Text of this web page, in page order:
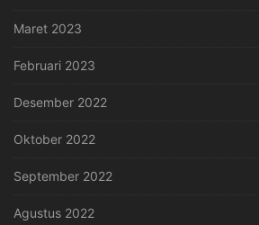
Maret 2023
Februari 2023
Desember 2022
Oktober 2022
September 2022
Agustus 2022